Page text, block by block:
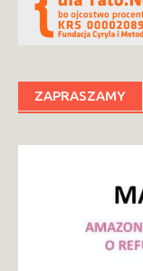
ZAPRASZAMY